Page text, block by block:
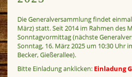
Die Generalversammlung findet
März) statt. Seit 2014 im Rahmen des
Sonntagvormittag (nächste
Sonntag, 16. März 2025 um 10:30 Uhr
Becker, Gießerallee).
Bitte Einladung anklicken: Einladung